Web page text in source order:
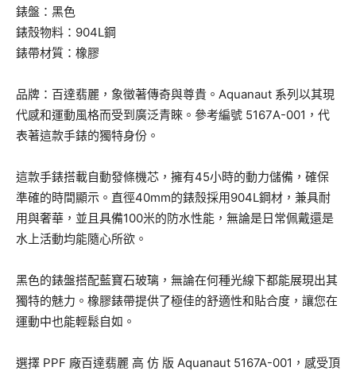
錶盤：黑色
錶殼物料：904L鋼
錶帶材質：橡膠
品牌：百達翡麗，象徵著傳奇與尊貴。Aquanaut 系列以其現
代感和運動風格而受到廣泛青睞。參考編號 5167A-001，代
表著這款手錶的獨特身份。
這款手錶搭載自動發條機芯，擁有45小時的動力儲備，確保
準確的時間顯示。直徑40mm的錶殼採用904L鋼材，兼具耐
用與奢華，並且具備100米的防水性能，無論是日常佩戴還是
水上活動均能隨心所欲。
黑色的錶盤搭配藍寶石玻璃，無論在何種光線下都能展現出其
獨特的魅力。橡膠錶帶提供了極佳的舒適性和貼合度，讓您在
運動中也能輕鬆自如。
選擇 PPF 廠百達翡麗 高 仿 版 Aquanaut 5167A-001，感受頂